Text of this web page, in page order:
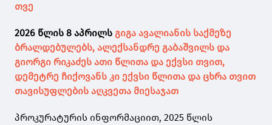
თვე
2026 წლის 8 აპრილს გიგა ავალიანის საქმეზე
ბრალდებულებს, ალექსანდრე გაბაშვილს და
გიორგი რიკაძეს ათი წლითა და ექვსი თვით,
დემეტრე ჩიქოვანს კი ექვსი წლითა და ცხრა თვით
თავისუფლების აღკვეთა მიესაჯათ
პროკურატურის ინფორმაციით, 2025 წლის